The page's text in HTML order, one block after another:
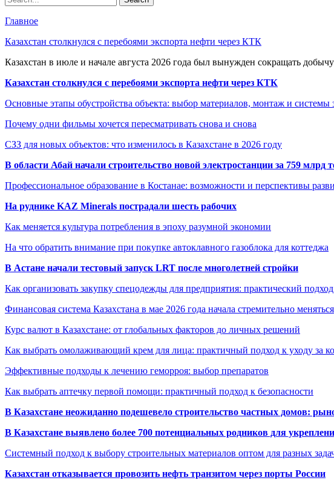
Главное
Казахстан столкнулся с перебоями экспорта нефти через КТК
Казахстан в июле и начале августа 2026 года был вынужден сокращать
Казахстан столкнулся с перебоями экспорта нефти через КТК
Основные этапы обустройства объекта: выбор материалов, монтаж и системы
Почему одни фильмы хочется пересматривать снова и снова
СЗЗ для новых объектов: что изменилось в Казахстане в 2026 году
В области Абай начали строительство новой электростанции за 759 млрд
Профессиональное образование в Костанае: возможности и перспективы
На руднике KAZ Minerals пострадали шесть рабочих
Как меняется культура потребления в эпоху разумной экономии
На что обратить внимание при покупке автоклавного газоблока для коттеджа
В Астане начали тестовый запуск LRT после многолетней стройки
Как организовать закупку спецодежды для предприятия: практический
Финансовая система Казахстана в мае 2026 года начала стремительно меняться
Курс валют в Казахстане: от глобальных факторов до личных решений
Как выбрать омолаживающий крем для лица: практичный подход к уходу за
Эффективные подходы к лечению геморроя: выбор препаратов
Как выбрать аптечку первой помощи: практичный подход к безопасности
В Казахстане неожиданно подешевело строительство частных домов:
В Казахстане выявлено более 700 потенциальных родников для
Системный подход к выбору строительных материалов оптом для разных
Казахстан отказывается провозить нефть транзитом через порты России